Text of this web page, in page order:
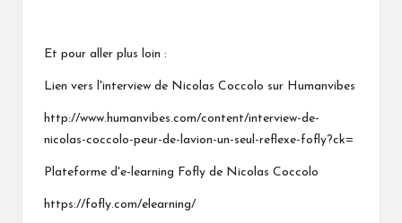
Et pour aller plus loin :
Lien vers l'interview de Nicolas Coccolo sur Humanvibes
http://www.humanvibes.com/content/interview-de-
nicolas-coccolo-peur-de-lavion-un-seul-reflexe-fofly?ck=
Plateforme d'e-learning Fofly de Nicolas Coccolo
https://fofly.com/elearning/